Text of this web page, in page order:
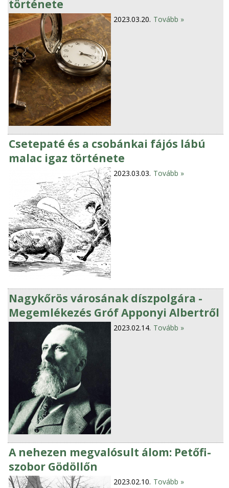
története
2023.03.20. Tovább »
Csetepaté és a csobánkai fájós lábú
malac igaz története
2023.03.03. Tovább »
Nagykőrös városának díszpolgára -
Megemlékezés Gróf Apponyi Albertről
2023.02.14. Tovább »
A nehezen megvalósult álom: Petőfi-
szobor Gödöllőn
2023.02.10. Tovább »